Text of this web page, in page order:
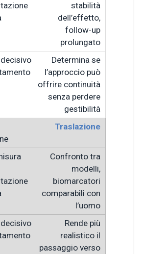
stabilità
dell’effetto,
follow-up
prolungato
Determina se
l’approccio può
offrire continuità
senza perdere
gestibilità
Traslazione
Confronto tra
modelli,
biomarcatori
comparabili con
l’uomo
Rende più
realistico il
passaggio verso